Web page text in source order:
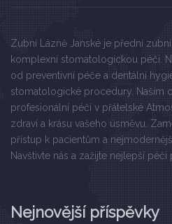
Zubní Lázně Janské je přední
komplexní stomatologickou péči.
od preventivní péče a dentální
stomatologické procedury. Naším
profesionální péči v přátelské
zdraví a krásu vašeho úsměvu.
přístup k pacientům a
Navštivte nás a zažijte nejlepší péči
Nejnovější příspěvky